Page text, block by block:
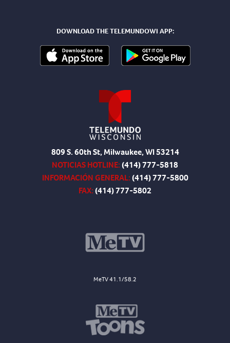
DOWNLOAD THE TELEMUNDOWI APP:
809 S. 60th St, Milwaukee, WI 53214
NOTICIAS HOTLINE:(414) 777-5818
INFORMACIÓN GENERAL:(414) 777-5800
FAX:(414) 777-5802
MeTV 41.1/58.2